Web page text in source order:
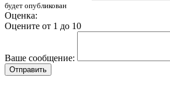
будет опубликован
Оценка:
Оцените от 1 до 10
Ваше сообщение:
Отправить